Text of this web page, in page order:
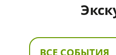
ВСЕ СОБЫТИЯ